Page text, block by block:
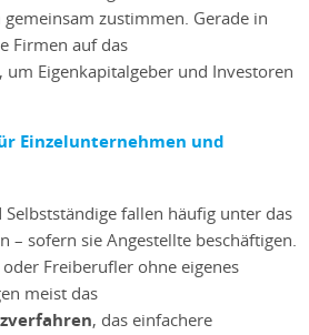
zustimmen. Gerade in
Firmen auf das
um Eigenkapitalgeber und Investoren
Einzelunternehmen und
fallen häufig unter das
– sofern sie Angestellte beschäftigen.
Freiberufler ohne eigenes
meist das
, das einfachere